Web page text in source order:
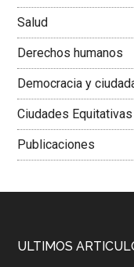
Salud
Derechos humanos
Democracia y
Ciudades
Publicaciones
ULTIMOS